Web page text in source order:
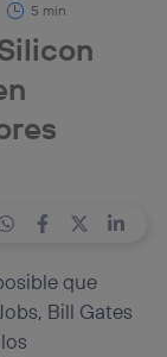
5 min
que
Bill Gates